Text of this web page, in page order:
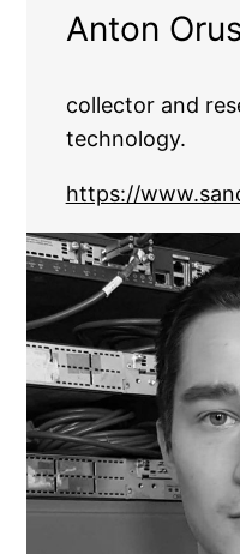
Anton
collector and
technology.
https://